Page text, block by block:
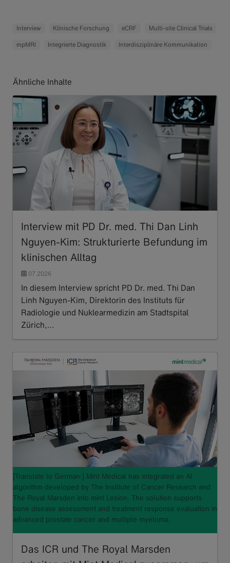
Interview Klinische Forschung eCRF Multi-site Clinical Trials
mpMRI Integrierte Diagnostik Interdisziplinäre Kommunikation
Ähnliche Inhalte
Interview mit PD Dr. med. Thi Dan Linh
Nguyen-Kim: Strukturierte Befundung im
klinischen Alltag
07.2026
In diesem Interview spricht PD Dr. med. Thi Dan
Linh Nguyen-Kim, Direktorin des Instituts für
Radiologie und Nuklearmedizin am Stadtspital
Zürich,…
[Translate to German:] Mint Medical has integrated an AI
algorithm developed by The Institute of Cancer Research and
The Royal Marsden into mint Lesion. The solution supports
bone disease assessment and treatment response evaluation in
advanced prostate cancer and multiple myeloma.
Das ICR und The Royal Marsden